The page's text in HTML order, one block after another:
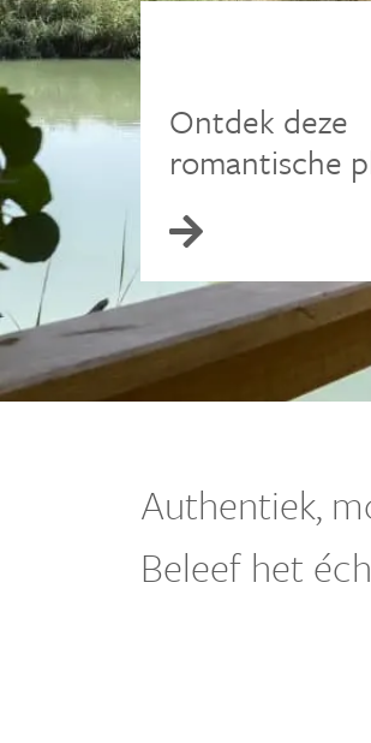
Ontdek deze
romantische
Authentiek,
Beleef het